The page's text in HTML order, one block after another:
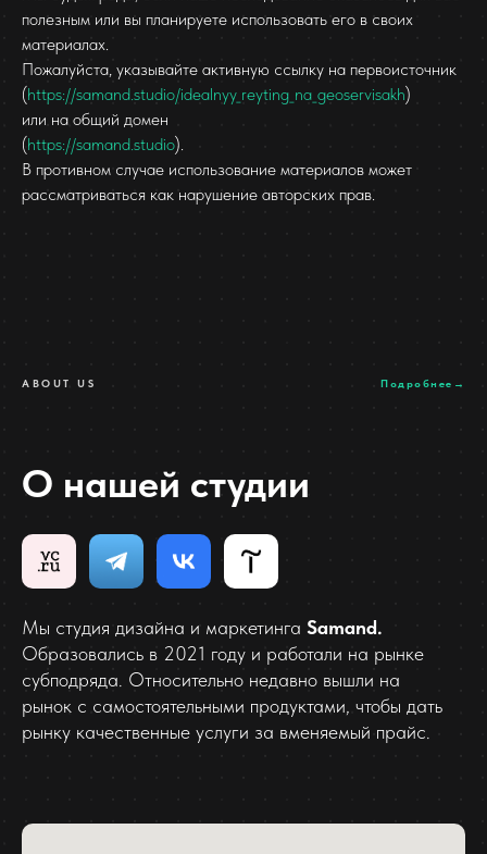
полезным или вы планируете использовать его в своих
материалах.
Пожалуйста, указывайте активную ссылку на первоисточник
(https://samand.studio/idealnyy_reyting_na_geoservisakh)
или на общий домен
(https://samand.studio).
В противном случае использование материалов может
рассматриваться как нарушение авторских прав.
ABOUT US
О нашей студии
Мы студия дизайна и маркетинга Samand.
Образовались в 2021 году и работали на рынке
субподряда. Относительно недавно вышли на
рынок с самостоятельными продуктами, чтобы дать
рынку качественные услуги за вменяемый прайс.
Подробнее→